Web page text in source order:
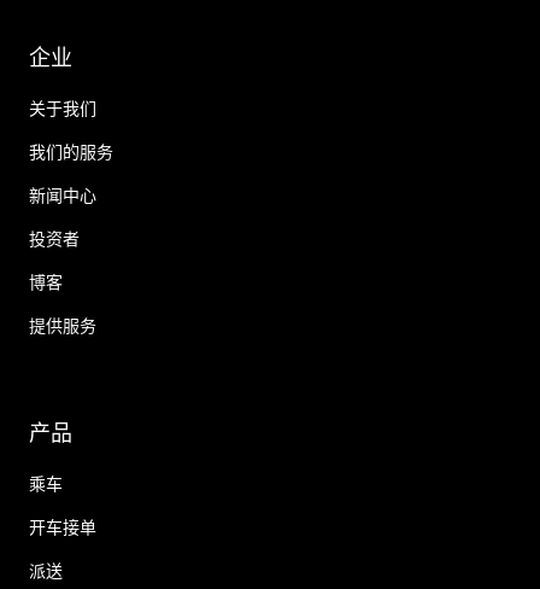
企业
关于我们
我们的服务
新闻中心
投资者
博客
提供服务
产品
乘车
开车接单
派送